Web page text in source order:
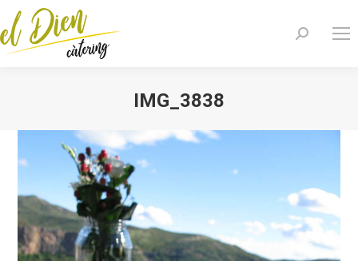
Search:
IMG_3838
You are here: